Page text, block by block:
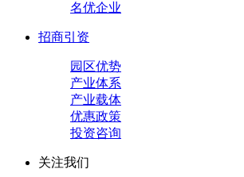
名优企业
招商引资
园区优势
产业体系
产业载体
优惠政策
投资咨询
关注我们